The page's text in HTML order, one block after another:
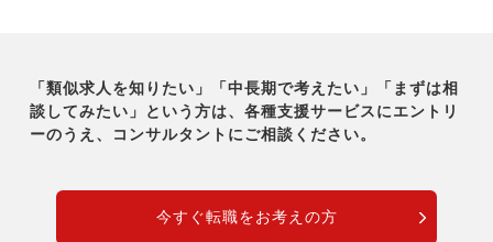
「類似求人を知りたい」「中長期で考えたい」「まずは相
談してみたい」という方は、各種支援サービスにエントリ
ーのうえ、コンサルタントにご相談ください。
今すぐ転職をお考えの方